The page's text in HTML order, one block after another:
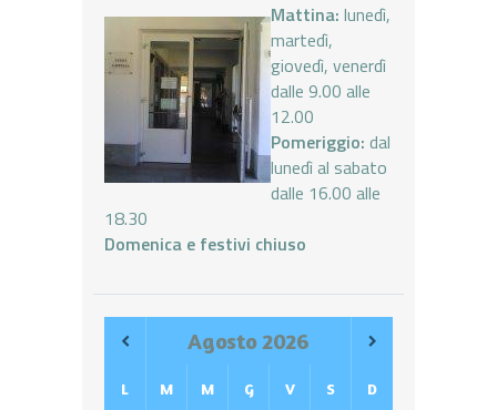
Mattina: lunedì,
martedì,
giovedì, venerdì
dalle 9.00 alle
12.00
Pomeriggio: dal
lunedì al sabato
dalle 16.00 alle
18.30
Domenica e festivi chiuso
Agosto2026
L M M G V S D